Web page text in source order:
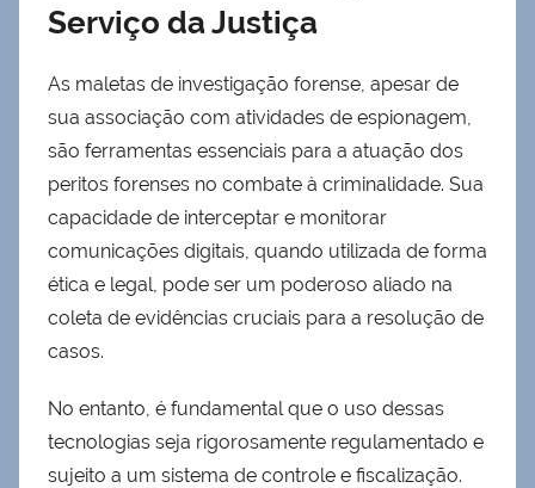
Serviço da Justiça
As maletas de investigação forense, apesar de
sua associação com atividades de espionagem,
são ferramentas essenciais para a atuação dos
peritos forenses no combate à criminalidade. Sua
capacidade de interceptar e monitorar
comunicações digitais, quando utilizada de forma
ética e legal, pode ser um poderoso aliado na
coleta de evidências cruciais para a resolução de
casos.
No entanto, é fundamental que o uso dessas
tecnologias seja rigorosamente regulamentado e
sujeito a um sistema de controle e fiscalização.